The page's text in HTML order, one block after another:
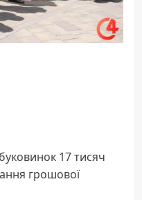
17 тисяч
грошової